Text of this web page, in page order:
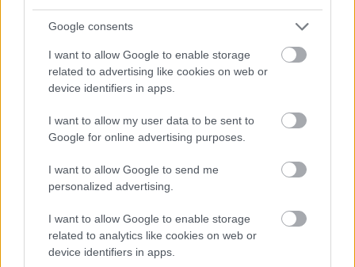
Google consents
I want to allow Google to enable storage
related to advertising like cookies on web or
device identifiers in apps.
I want to allow my user data to be sent to
Google for online advertising purposes.
I want to allow Google to send me
personalized advertising.
I want to allow Google to enable storage
related to analytics like cookies on web or
device identifiers in apps.
KAPCSOLÓDÓ HÍREK
Botrány Diósgyőrben: a csapatkapitány tiszta vizet